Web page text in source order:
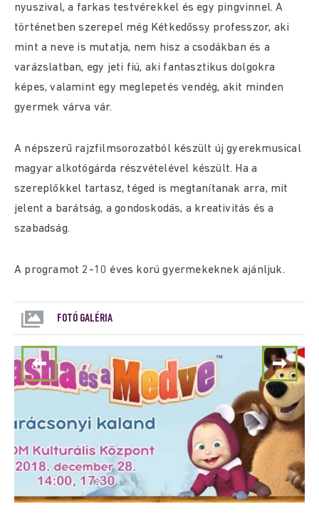
nyuszival, a farkas testvérekkel és egy pingvinnel. A
történetben szerepel még Kétkedőssy professzor, aki
mint a neve is mutatja, nem hisz a csodákban és a
varázslatban, egy jeti fiú, aki fantasztikus dolgokra
képes, valamint egy meglepetés vendég, akit minden
gyermek várva vár.
A népszerű rajzfilmsorozatból készült új gyerekmusical
magyar alkotógárda részvételével készült. Ha a
szereplőkkel tartasz, téged is megtanítanak arra, mit
jelent a barátság, a gondoskodás, a kreativitás és a
szabadság.
A programot 2-10 éves korú gyermekeknek ajánljuk.
FOTÓ GALÉRIA